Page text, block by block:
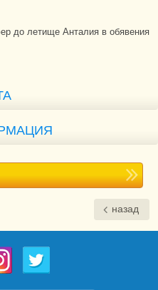
до летище Анталия в обявения
назад